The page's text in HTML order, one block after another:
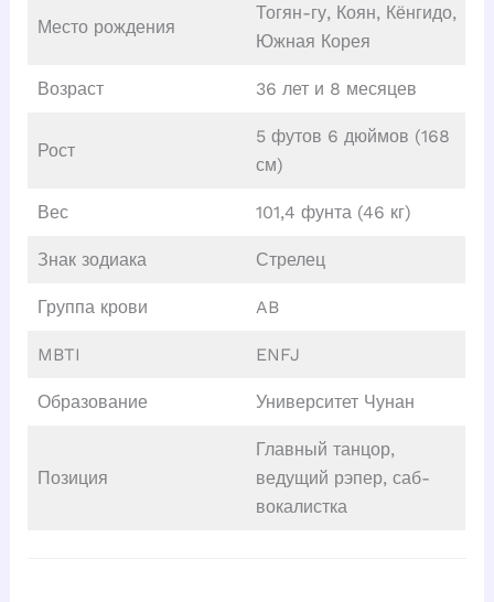
Место рождения
Тогян-гу, Коян, Кёнгидо,
Южная Корея
Возраст 36 лет и 8 месяцев
Рост
5 футов 6 дюймов (168
см)
Вес 101,4 фунта (46 кг)
Знак зодиака Стрелец
Группа крови AB
MBTI ENFJ
Образование Университет Чунан
Позиция
Главный танцор,
ведущий рэпер, саб-
вокалистка